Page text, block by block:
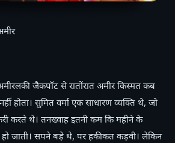
जैकपॉट से रातोंरात अमीर किस्मत कब
होता। सुमित वर्मा एक साधारण व्यक्ति थे, जो
करते थे। तनख्वाह इतनी कम कि महीने के
जाती। सपने बड़े थे, पर हकीकत कड़वी। लेकिन